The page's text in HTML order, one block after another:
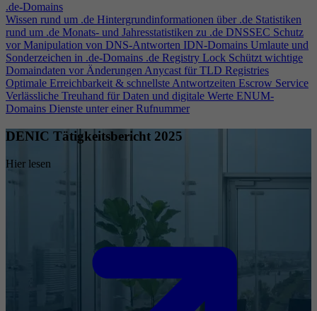
.de-Domains
Wissen rund um .de Hintergrundinformationen über .de Statistiken
rund um .de Monats- und Jahresstatistiken zu .de DNSSEC Schutz
vor Manipulation von DNS-Antworten IDN-Domains Umlaute und
Sonderzeichen in .de-Domains .de Registry Lock Schützt wichtige
Domaindaten vor ÄnderungenAnycast für TLD Registries
Optimale Erreichbarkeit & schnellste Antwortzeiten Escrow Service
Verlässliche Treuhand für Daten und digitale Werte ENUM-
Domains Dienste unter einer Rufnummer
DENIC Tätigkeitsbericht 2025
Hier lesen